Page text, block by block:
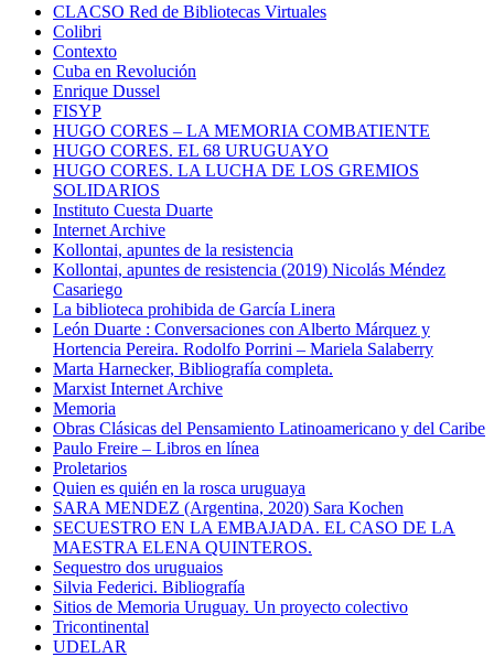
CLACSO Red de Bibliotecas Virtuales
Colibri
Contexto
Cuba en Revolución
Enrique Dussel
FISYP
HUGO CORES – LA MEMORIA COMBATIENTE
HUGO CORES. EL 68 URUGUAYO
HUGO CORES. LA LUCHA DE LOS GREMIOS
SOLIDARIOS
Instituto Cuesta Duarte
Internet Archive
Kollontai, apuntes de la resistencia
Kollontai, apuntes de resistencia (2019) Nicolás Méndez
Casariego
La biblioteca prohibida de García Linera
León Duarte : Conversaciones con Alberto Márquez y
Hortencia Pereira. Rodolfo Porrini – Mariela Salaberry
Marta Harnecker, Bibliografía completa.
Marxist Internet Archive
Memoria
Obras Clásicas del Pensamiento Latinoamericano y del Caribe
Paulo Freire – Libros en línea
Proletarios
Quien es quién en la rosca uruguaya
SARA MENDEZ (Argentina, 2020) Sara Kochen
SECUESTRO EN LA EMBAJADA. EL CASO DE LA
MAESTRA ELENA QUINTEROS.
Sequestro dos uruguaios
Silvia Federici. Bibliografía
Sitios de Memoria Uruguay. Un proyecto colectivo
Tricontinental
UDELAR